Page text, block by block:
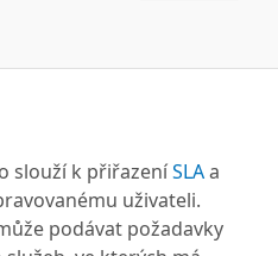
slouží k přiřazeníSLAa
uživateli.
podávat požadavky